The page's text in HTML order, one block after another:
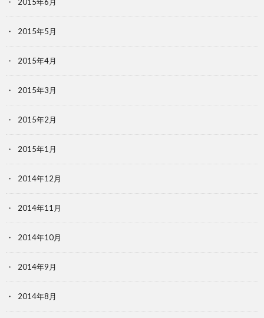
2015年5月
2015年4月
2015年3月
2015年2月
2015年1月
2014年12月
2014年11月
2014年10月
2014年9月
2014年8月